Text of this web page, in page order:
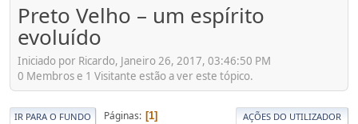
Preto Velho – um espírito
evoluído
Iniciado por Ricardo, Janeiro 26, 2017, 03:46:50 PM
0 Membros e 1 Visitante estão a ver este tópico.
IR PARA O FUNDO Páginas 1 AÇÕES DO UTILIZADOR